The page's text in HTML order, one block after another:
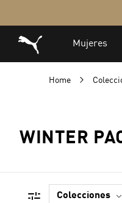
Home
WINTER
colecciones